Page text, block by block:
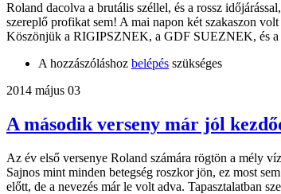
Roland dacolva a brutális széllel, és a rossz
szereplő profikat sem! A mai napon két szakaszon
Köszönjük a RIGIPSZNEK, a GDF SUEZNEK, és
A hozzászóláshoz belépés szükséges
2014 május 03
A második verseny már jól
Az év első versenye Roland számára rögtön a mély
Sajnos mint minden betegség roszkor jön, ez most
előtt, de a nevezés már le volt adva. Tapasztalatban